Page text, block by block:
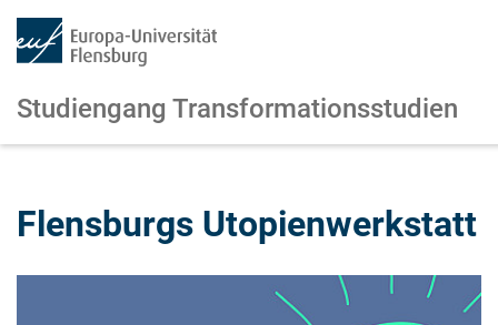
Studiengang Transformationsstudien
Flensburgs Utopienwerkstatt